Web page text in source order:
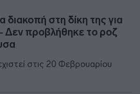
διακοπή στη δίκη της για
Δεν προβλήθηκε το ροζ
στις 20 Φεβρουαρίου